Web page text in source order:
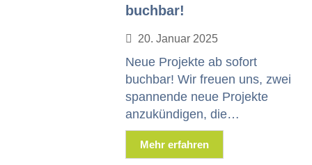
buchbar!
20. Jan­u­ar 2025
Neue Pro­jek­te ab sofort
buch­bar! Wir freuen uns, zwei
span­nende neue Pro­jek­te
anzukündi­gen, die…
Mehr erfahren